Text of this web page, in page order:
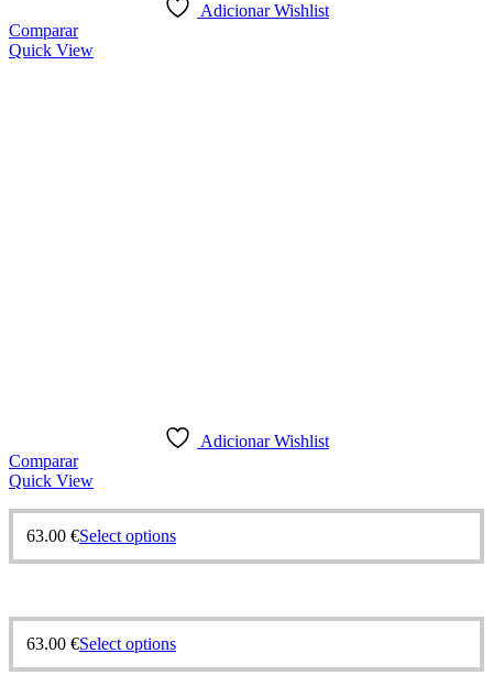
Adicionar Wishlist
Comparar
Quick View
Adicionar Wishlist
Comparar
Quick View
63.00 €Select options
63.00 €Select options